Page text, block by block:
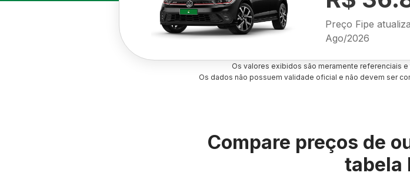
Preço Fipe
Ago/2026
Os valores exibidos são meramente referenciais
Os dados não possuem validade oficial e não devem ser
Compare preços de
tabela